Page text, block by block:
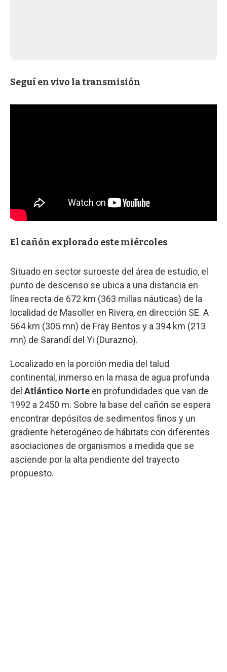
Seguí en vivo la transmisión
El cañón explorado este miércoles
Situado en sector suroeste del área de estudio, el
punto de descenso se ubica a una distancia en
línea recta de 672 km (363 millas náuticas) de la
localidad de Masoller en Rivera, en dirección SE. A
564 km (305 mn) de Fray Bentos y a 394 km (213
mn) de Sarandí del Yi (Durazno).
Localizado en la porción media del talud
continental, inmerso en la masa de agua profunda
del Atlántico Norte en profundidades que van de
1992 a 2450 m. Sobre la base del cañón se espera
encontrar depósitos de sedimentos finos y un
gradiente heterogéneo de hábitats con diferentes
asociaciones de organismos a medida que se
asciende por la alta pendiente del trayecto
propuesto.